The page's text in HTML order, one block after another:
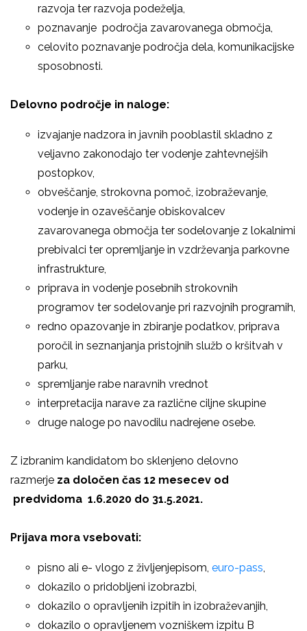
razvoja ter razvoja podeželja,
poznavanje področja zavarovanega območja,
celovito poznavanje področja dela, komunikacijske
sposobnosti.
Delovno področje in naloge:
izvajanje nadzora in javnih pooblastil skladno z
veljavno zakonodajo ter vodenje zahtevnejših
postopkov,
obveščanje, strokovna pomoč, izobraževanje,
vodenje in ozaveščanje obiskovalcev
zavarovanega območja ter sodelovanje z lokalnimi
prebivalci ter opremljanje in vzdrževanja parkovne
infrastrukture,
priprava in vodenje posebnih strokovnih
programov ter sodelovanje pri razvojnih programih,
redno opazovanje in zbiranje podatkov, priprava
poročil in seznanjanja pristojnih služb o kršitvah v
parku,
spremljanje rabe naravnih vrednot
interpretacija narave za različne ciljne skupine
druge naloge po navodilu nadrejene osebe.
Z izbranim kandidatom bo sklenjeno delovno
razmerje za določen čas 12 mesecev od
predvidoma 1.6.2020 do 31.5.2021.
Prijava mora vsebovati:
pisno ali e- vlogo z življenjepisom, euro-pass,
dokazilo o pridobljeni izobrazbi,
dokazilo o opravljenih izpitih in izobraževanjih,
dokazilo o opravljenem vozniškem izpitu B